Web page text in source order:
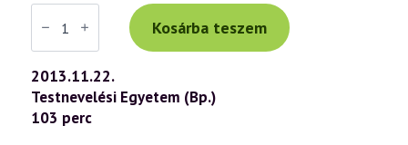
Váradi
Tibor
előadás
(651)
—
„Itt
és
most”
–
Kosárba teszem
2013.11.22.
Testnevelési Egyetem (Bp.)
103 perc